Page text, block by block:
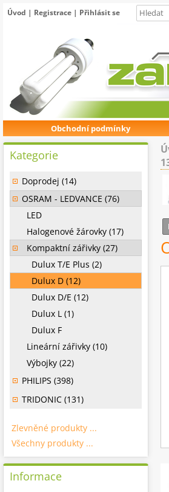
Úvod | Registrace | Přihlásit se
Obchodní podmínky
Kategorie
Doprodej (14)
OSRAM - LEDVANCE (76)
LED
Halogenové žárovky (17)
Kompaktní zářivky (27)
Dulux T/E Plus (2)
Dulux D (12)
Dulux D/E (12)
Dulux L (1)
Dulux F
Lineární zářivky (10)
Výbojky (22)
PHILIPS (398)
TRIDONIC (131)
Zlevněné produkty ...
Všechny produkty ...
Informace